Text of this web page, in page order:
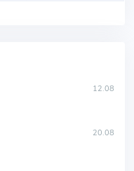
12.08
20.08